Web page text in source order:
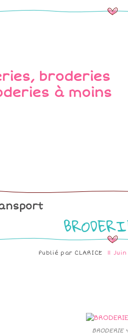
Publié par CLARICE 11
BRODERIE